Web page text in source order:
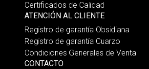
Certificados de Calidad
ATENCIÓN AL CLIENTE
Registro de garantía Obsidiana
Registro de garantía Cuarzo
Condiciones Generales de Venta
CONTACTO